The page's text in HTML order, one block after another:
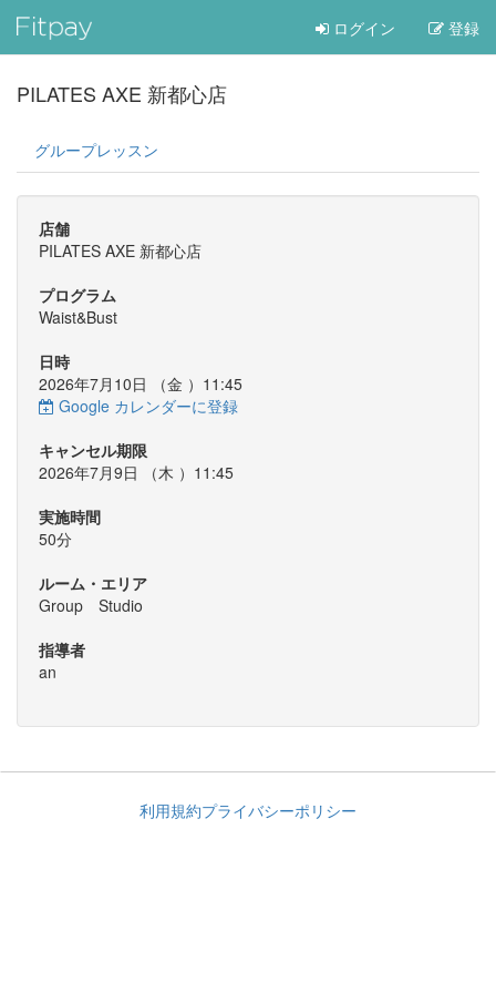
ログイン 登録
PILATES AXE 新都心店
グループレッスン
店舗
PILATES AXE 新都心店
プログラム
Waist&Bust
日時
2026年7月10日 （金 ）11:45
Google カレンダーに登録
キャンセル期限
2026年7月9日 （木 ）11:45
実施時間
50分
ルーム・エリア
Group Studio
指導者
an
利用規約プライバシーポリシー